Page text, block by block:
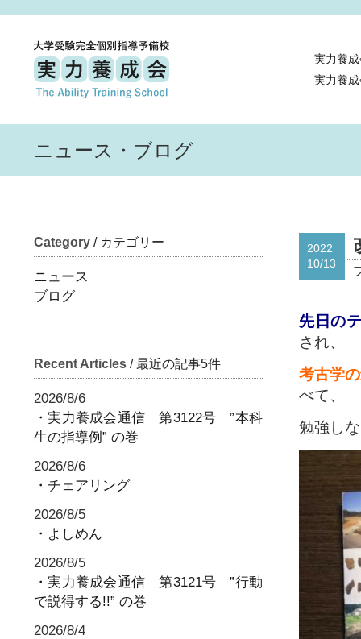
実力養
実力養
ニュース・ブログ
Category / カテゴリー
ニュース
ブログ
Recent Articles / 最近の記事5件
2026/8/6
・実力養成会通信 第3122号 ”本科
生の指導例” の巻
2026/8/6
・チェアリング
2026/8/5
・よしめん
2026/8/5
・実力養成会通信 第3121号 ”行動
で説得する!!” の巻
2026/8/4
2022
10/13
先日の
され、
考古学
べて、
勉強し